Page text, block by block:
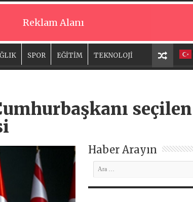
Reklam Alanı
SPOR EĞİTİM TEKNOLOJİ
seçilen
Haber Arayın